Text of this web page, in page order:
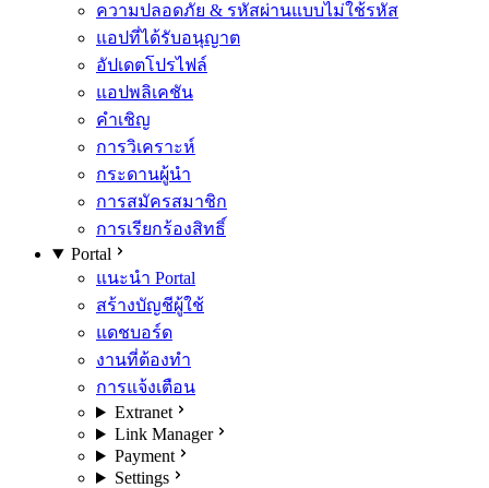
ความปลอดภัย & รหัสผ่านแบบไม่ใช้รหัส
แอปที่ได้รับอนุญาต
อัปเดตโปรไฟล์
แอปพลิเคชัน
คำเชิญ
การวิเคราะห์
กระดานผู้นำ
การสมัครสมาชิก
การเรียกร้องสิทธิ์
Portal
แนะนำ Portal
สร้างบัญชีผู้ใช้
แดชบอร์ด
งานที่ต้องทำ
การแจ้งเตือน
Extranet
Link Manager
Payment
Settings